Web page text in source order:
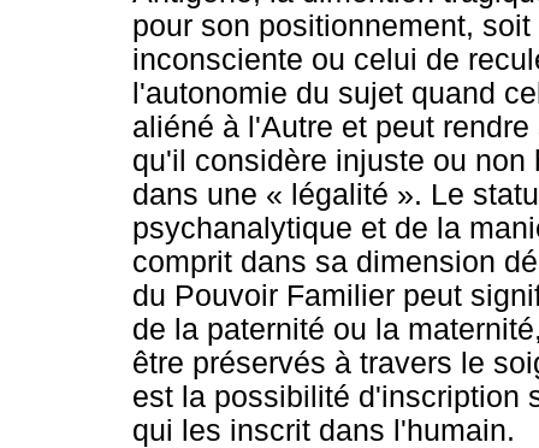
pour son positionnement,
inconsciente ou celui de
l'autonomie du sujet quand
aliéné à l'Autre et peut
qu'il considère injuste ou
dans une « légalité ». Le
psychanalytique et de la
comprit dans sa dimension
du Pouvoir Familier peut
de la paternité ou la
être préservés à travers le
est la possibilité d'inscription
qui les inscrit dans l'humain.